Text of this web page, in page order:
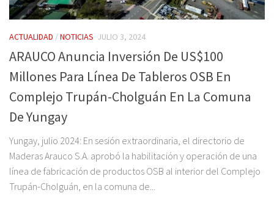
ACTUALIDAD /NOTICIAS JULIO 3, 2024
ARAUCO Anuncia Inversión De US$100
Millones Para Línea De Tableros OSB En
Complejo Trupán-Cholguán En La Comuna
De Yungay
Yungay, julio 2024: En sesión extraordinaria, el directorio de
Maderas Arauco S.A. aprobó la habilitación y operación de una
línea de fabricación de productos OSB al interior del Complejo
Trupán-Cholguán, en la comuna de...